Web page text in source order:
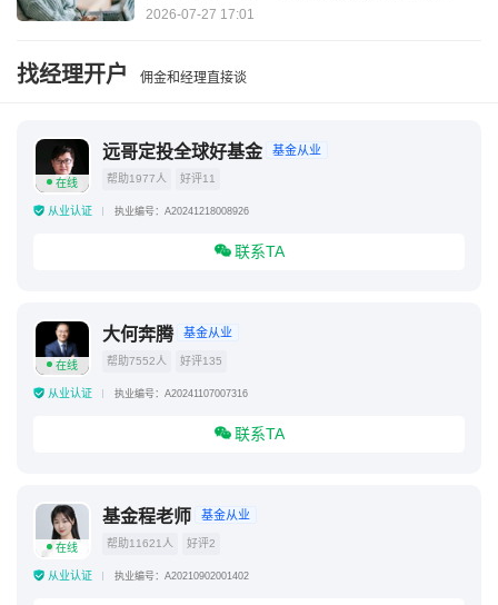
2026-07-27 17:01
找经理开户 佣金和经理直接谈
在线
远哥定投全球好基金 基金从业
帮助1977人 好评11
从业认证 执业编号：A20241218008926
联系TA
在线
大何奔腾 基金从业
帮助7552人 好评135
从业认证 执业编号：A20241107007316
联系TA
在线
基金程老师 基金从业
帮助11621人 好评2
从业认证 执业编号：A20210902001402